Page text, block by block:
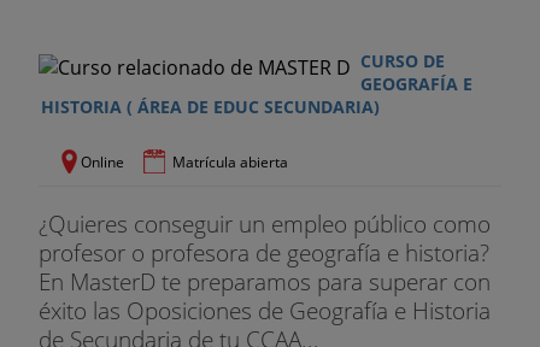
CURSO DE
GEOGRAFÍA E
HISTORIA ( ÁREA DE EDUC SECUNDARIA)
Online Matrícula abierta
¿Quieres conseguir un empleo público como
profesor o profesora de geografía e historia?
En MasterD te preparamos para superar con
éxito las Oposiciones de Geografía e Historia
de Secundaria de tu CCAA...